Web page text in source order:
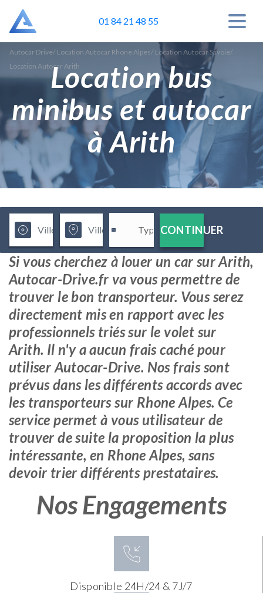
01 84 21 48 55
Autocar Drive/ Location Autocar Rhone Alpes/ Location Autocar Savoie/
Location Autocar ArithLocation bus
minibus et autocar
à Arith
CONTINUER
Si vous cherchez à louer un car sur Arith,
Autocar-Drive.fr va vous permettre de
trouver le bon transporteur. Vous serez
directement mis en rapport avec les
professionnels triés sur le volet sur
Arith. Il n'y a aucun frais caché pour
utiliser Autocar-Drive. Nos frais sont
prévus dans les différents accords avec
les transporteurs sur Rhone Alpes. Ce
service permet à vous utilisateur de
trouver de suite la proposition la plus
intéressante, en Rhone Alpes, sans
devoir trier différents prestataires.
Nos Engagements
Disponible 24H/24 & 7J/7